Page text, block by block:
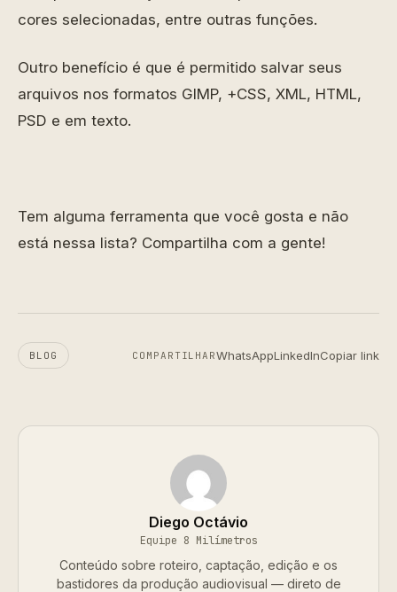
cores selecionadas, entre outras funções.
Outro benefício é que é permitido salvar seus
arquivos nos formatos GIMP, +CSS, XML, HTML,
PSD e em texto.
Tem alguma ferramenta que você gosta e não
está nessa lista? Compartilha com a gente!
BLOG COMPARTILHARWhatsAppLinkedInCopiar link
Diego Octávio
Equipe 8 Milímetros
Conteúdo sobre roteiro, captação, edição e os
bastidores da produção audiovisual — direto de